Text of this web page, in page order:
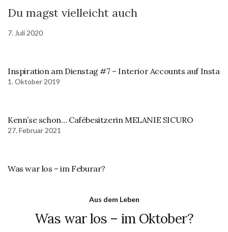
Du magst vielleicht auch
7. Juli 2020
Inspiration am Dienstag #7 – Interior Accounts auf Insta
1. Oktober 2019
Kenn’se schon… Cafébesitzerin MELANIE SICURO
27. Februar 2021
Was war los – im Feburar?
Aus dem Leben
Was war los – im Oktober?